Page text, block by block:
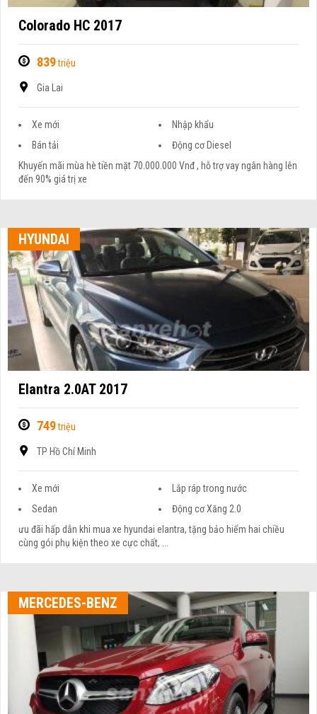
Colorado HC 2017
839triệu
Gia Lai
Xe mới
Nhập khẩu
Bán tải
Động cơ Diesel
Khuyến mãi mùa hè tiền mặt 70.000.000 Vnđ , hỗ trợ vay ngân hàng lên
đến 90% giá trị xe
HYUNDAI
Elantra 2.0AT 2017
749triệu
TP Hồ Chí Minh
Xe mới
Lắp ráp trong nước
Sedan
Động cơ Xăng 2.0
ưu đãi hấp dẫn khi mua xe hyundai elantra, tặng bảo hiểm hai chiều
cùng gói phụ kiện theo xe cực chất, ...
MERCEDES-BENZ